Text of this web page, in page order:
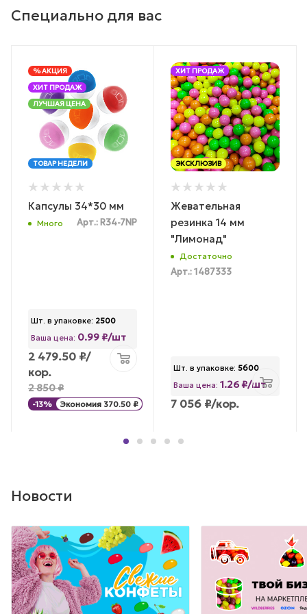
Специально для вас
% АКЦИЯ
ХИТ ПРОДАЖ
ЛУЧШАЯ ЦЕНА
ТОВАР НЕДЕЛИ
Капсулы 34*30 мм
Много Арт.: R34-7NP
Шт. в упаковке: 2500
Ваша цена: 0.99 ₽/шт
2 479.50 ₽/
кор.
2 850₽
-13% Экономия 370.50 ₽
ХИТ ПРОДАЖ
ЭКСКЛЮЗИВ
Жевательная
резинка 14 мм
"Лимонад"
Достаточно
Арт.: 1487333
Шт. в упаковке: 5600
Ваша цена: 1.26 ₽/шт
7 056 ₽/кор.
Новости